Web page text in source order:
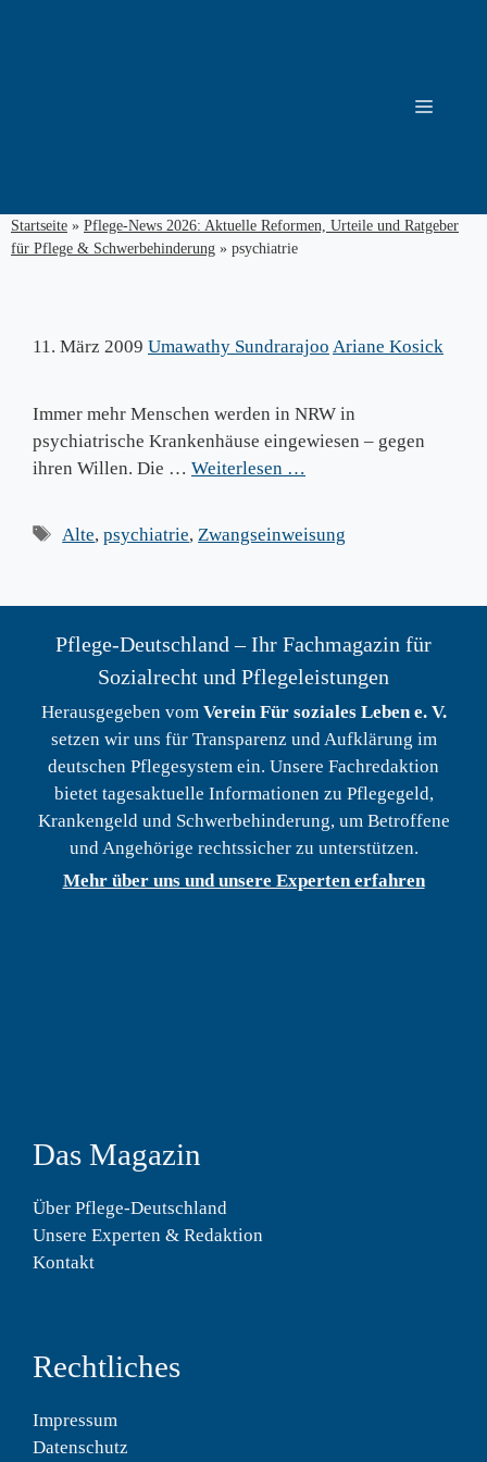
Menü
Startseite » Pflege-News 2026: Aktuelle Reformen, Urteile und Ratgeber
für Pflege & Schwerbehinderung » psychiatrie
11. März 2009 Umawathy Sundrarajoo Ariane Kosick
Immer mehr Menschen werden in NRW in
psychiatrische Krankenhäuse eingewiesen – gegen
ihren Willen. Die … Weiterlesen …
Schlagwörter
Alte,psychiatrie, Zwangseinweisung
Pflege-Deutschland – Ihr Fachmagazin für
Sozialrecht und Pflegeleistungen
Herausgegeben vom Verein Für soziales Leben e. V.
setzen wir uns für Transparenz und Aufklärung im
deutschen Pflegesystem ein. Unsere Fachredaktion
bietet tagesaktuelle Informationen zu Pflegegeld,
Krankengeld und Schwerbehinderung, um Betroffene
und Angehörige rechtssicher zu unterstützen.
Mehr über uns und unsere Experten erfahren
Das Magazin
Über Pflege-Deutschland
Unsere Experten & Redaktion
Kontakt
Rechtliches
Impressum
Datenschutz